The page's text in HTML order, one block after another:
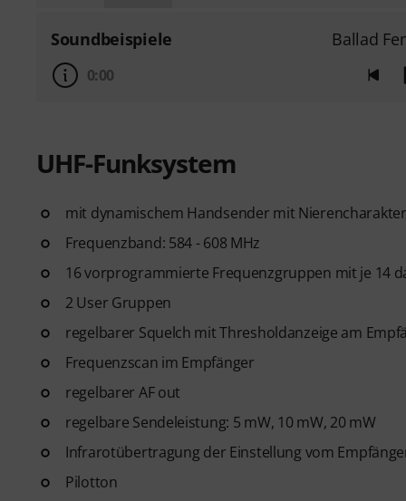
Soundbeispiele Ballad
0:00
UHF-Funksystem
mit dynamischem Handsender mit
Frequenzband: 584 - 608 MHz
16 vorprogrammierte Frequenzgruppen mit je 14
2 User Gruppen
regelbarer Squelch mit Thresholdanzeige am
Frequenzscan im Empfänger
regelbarer AF out
regelbare Sendeleistung: 5 mW, 10 mW, 20 mW
Infrarotübertragung der Einstellung vom
Pilotton